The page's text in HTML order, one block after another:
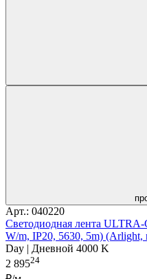
Арт.: 040220
Светодиодная лента
W/m, IP20, 5630, 5m)
Day | Дневной 4000 K
2 89524